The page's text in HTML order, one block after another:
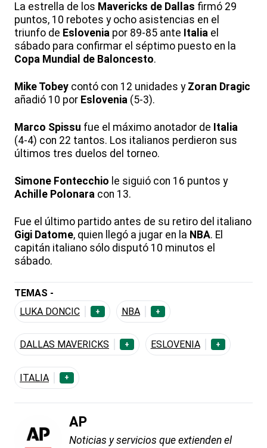
La estrella de los Mavericks de Dallas firmó 29
puntos, 10 rebotes y ocho asistencias en el
triunfo de Eslovenia por 89-85 ante Italia el
sábado para confirmar el séptimo puesto en la
Copa Mundial de Baloncesto.
Mike Tobey contó con 12 unidades y Zoran Dragic
añadió 10 por Eslovenia (5-3).
Marco Spissu fue el máximo anotador de Italia
(4-4) con 22 tantos. Los italianos perdieron sus
últimos tres duelos del torneo.
Simone Fontecchio le siguió con 16 puntos y
Achille Polonara con 13.
Fue el último partido antes de su retiro del italiano
Gigi Datome, quien llegó a jugar en la NBA. El
capitán italiano sólo disputó 10 minutos el
sábado.
TEMAS -
LUKA DONCIC
+ NBA +
DALLAS MAVERICKS + ESLOVENIA +
ITALIA +
AP
Noticias y servicios que extienden el